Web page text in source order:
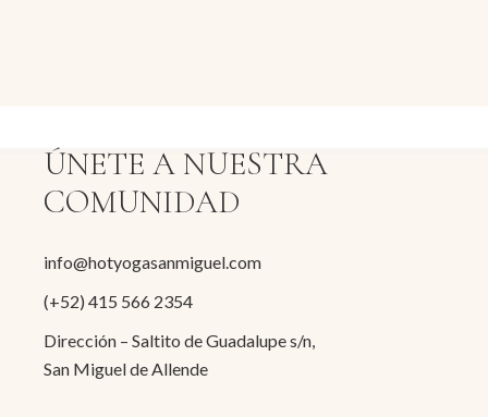
ÚNETE A NUESTRA
COMUNIDAD
info@hotyogasanmiguel.com
(+52) 415 566 2354
Dirección – Saltito de Guadalupe s/n,
San Miguel de Allende